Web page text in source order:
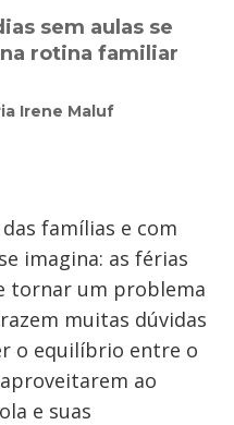
sem aulas se
rotina familiar
Irene Maluf
famílias e com
imagina: as férias
tornar um problema
muitas dúvidas
o equilíbrio entre o
ao
e suas